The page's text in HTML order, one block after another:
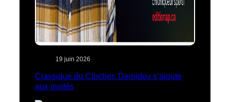
19 juin 2026
Classique du Clocher: Demidov s’ajoute
aux invités